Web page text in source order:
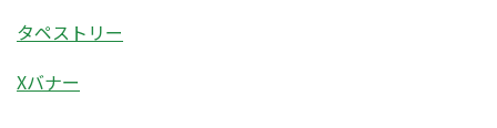
タペストリー
Xバナー